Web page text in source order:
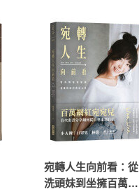
宛轉人生向前看：從
洗頭妹到坐擁百萬粉